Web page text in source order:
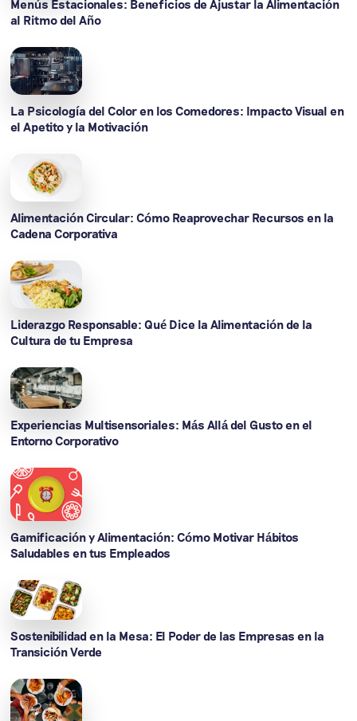
Menús Estacionales: Beneficios de Ajustar la Alimentación
al Ritmo del Año
La Psicología del Color en los Comedores: Impacto Visual en
el Apetito y la Motivación
Alimentación Circular: Cómo Reaprovechar Recursos en la
Cadena Corporativa
Liderazgo Responsable: Qué Dice la Alimentación de la
Cultura de tu Empresa
Experiencias Multisensoriales: Más Allá del Gusto en el
Entorno Corporativo
Gamificación y Alimentación: Cómo Motivar Hábitos
Saludables en tus Empleados
Sostenibilidad en la Mesa: El Poder de las Empresas en la
Transición Verde